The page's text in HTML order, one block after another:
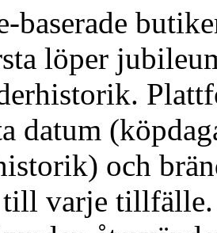
baserade
löper
datum
och
varje